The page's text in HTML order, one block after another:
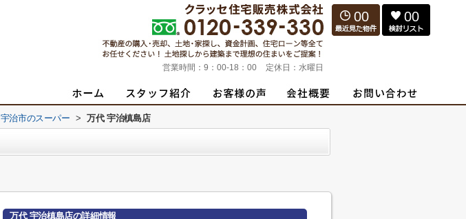
営業時間： 9：00-18：00 定休日： 水曜日
00 00
宇治市のスーパー > 万代 宇治槙島店
万代 宇治槙島店の詳細情報